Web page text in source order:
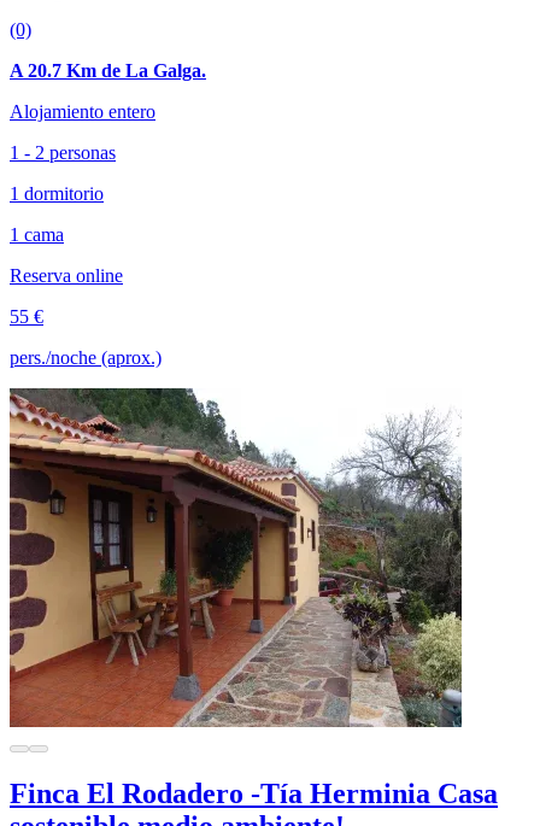
(0)
A 20.7 Km de La Galga.
Alojamiento entero
1 - 2 personas
1 dormitorio
1 cama
Reserva online
55 €
pers./noche (aprox.)
Finca El Rodadero -Tía Herminia Casa